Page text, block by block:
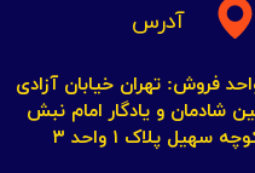
آدرس
فروش: تهران خیابان آزادی
شادمان و یادگار امام نبش
سهیل پلاک ۱ واحد ۳​​​​​​​